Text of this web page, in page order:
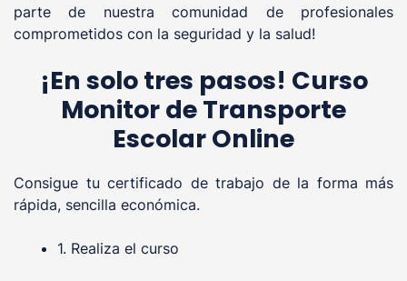
parte de nuestra comunidad de profesionales
comprometidos con la seguridad y la salud!
¡En solo tres pasos! Curso
Monitor de Transporte
Escolar Online
Consigue tu certificado de trabajo de la forma más
rápida, sencilla económica.
1. Realiza el curso